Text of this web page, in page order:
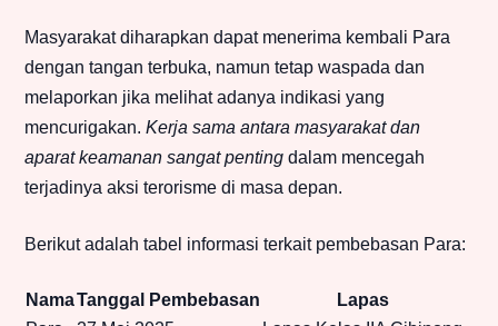
Masyarakat diharapkan dapat menerima kembali Para
dengan tangan terbuka, namun tetap waspada dan
melaporkan jika melihat adanya indikasi yang
mencurigakan. Kerja sama antara masyarakat dan
aparat keamanan sangat penting dalam mencegah
terjadinya aksi terorisme di masa depan.
Berikut adalah tabel informasi terkait pembebasan Para:
NamaTanggal Pembebasan
Lapas